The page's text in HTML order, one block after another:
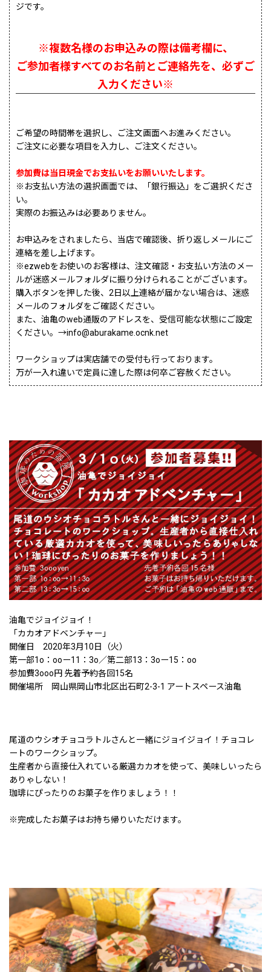
ジです。
※複数名様のお申込みの際は備考欄に、
ご参加者様すべてのお名前とご連絡先を、必ずご
入力ください※
ご希望の時間帯を選択し、ご注文画面へお進みください。
ご注文に必要な項目を入力し、ご注文ください。
参加費は当日現金でお支払いをお願いいたします。
※お支払い方法の選択画面では、「銀行振込」をご選択くださ
い。
実際のお振込みは必要ありません。
お申込みをされましたら、当店で確認後、折り返しメールにご
連絡を差し上げます。
※ezwebをお使いのお客様は、注文確認・お支払い方法のメー
ルが迷惑メールフォルダに振り分けられることがございます。
購入ボタンを押した後、2日以上連絡が届かない場合は、迷惑
メールのフォルダをご確認ください。
また、油亀のweb通販のアドレスを、受信可能な状態にご設定
ください。→info@aburakame.ocnk.net
ワークショップは実店舗での受付も行っております。
万が一入れ違いで定員に達した際は何卒ご容赦ください。
油亀でジョイジョイ！
「カカオアドベンチャー」
開催日 2020年3月10日（火）
第一部1o：ooー11：3o／第二部13：3oー15：oo
参加費3ooo円 先着予約各回15名
開催場所 岡山県岡山市北区出石町2-3-1 アートスペース油亀
尾道のウシオチョコラトルさんと一緒にジョイジョイ！チョコレ
ートのワークショップ。
生産者から直接仕入れている厳選カカオを使って、美味しいったら
ありゃしない！
珈琲にぴったりのお菓子を作りましょう！！
※完成したお菓子はお持ち帰りいただけます。